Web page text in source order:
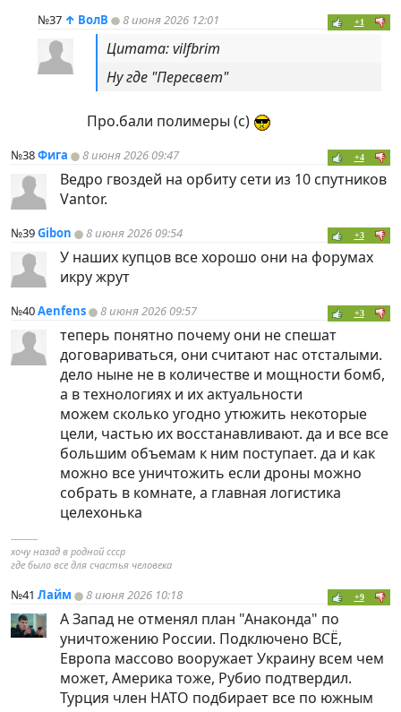
№37 ↑ ВолВ 8 июня 2026 12:01 +1
Цитата: vilfbrim
Ну где "Пересвет"
Про.бали полимеры (с)
№38Фига 8 июня 2026 09:47 +4
Ведро гвоздей на орбиту сети из 10 спутников
Vantor.
№39Gibon 8 июня 2026 09:54 +3
У наших купцов все хорошо они на форумах
икру жрут
№40Aenfens 8 июня 2026 09:57 +3
теперь понятно почему они не спешат
договариваться, они считают нас отсталыми.
дело ныне не в количестве и мощности бомб,
а в технологиях и их актуальности
можем сколько угодно утюжить некоторые
цели, частью их восстанавливают. да и все все
большим объемам к ним поступает. да и как
можно все уничтожить если дроны можно
собрать в комнате, а главная логистика
целехонька
----------
хочу назад в родной ссср
где было все для счастья человека
№41 Лайм 8 июня 2026 10:18 +9
А Запад не отменял план "Анаконда" по
уничтожению России. Подключено ВСЁ,
Европа массово вооружает Украину всем чем
может, Америка тоже, Рубио подтвердил.
Турция член НАТО подбирает все по южным